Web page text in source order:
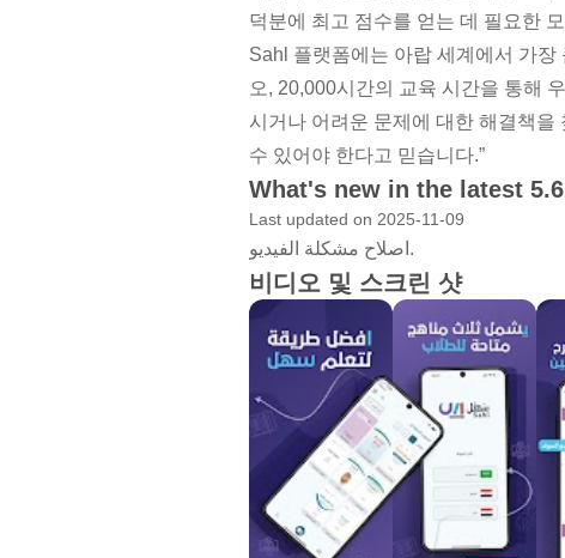
덕분에 최고 점수를 얻는 데 필요한
Sahl 플랫폼에는 아랍 세계에서 가장
오, 20,000시간의 교육 시간을 통해
시거나 어려운 문제에 대한 해결책
수 있어야 한다고 믿습니다.”
What's new in the latest
Last updated on 2025-11-09
اصلاح مشكلة الفيديو.
비디오 및 스크린 샷